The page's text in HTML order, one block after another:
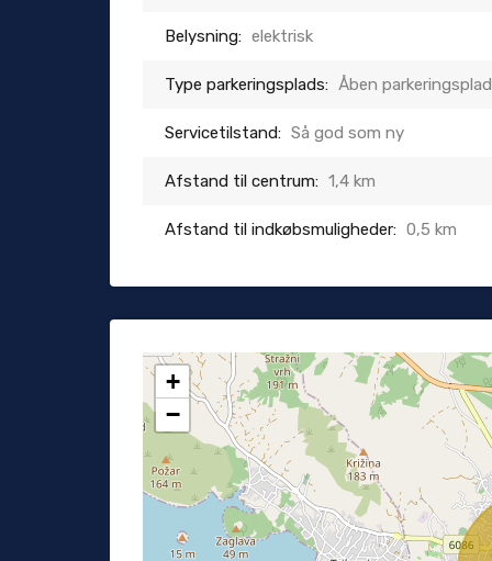
Belysning: elektrisk
Type parkeringsplads: Åben
Servicetilstand: Så god som ny
Afstand til centrum: 1,4 km
Afstand til indkøbsmuligheder: 0,5 km
+
−